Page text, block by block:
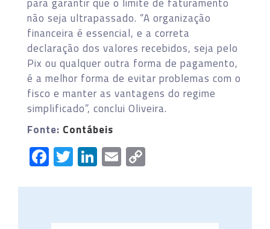
não seja ultrapassado. “A organização
financeira é essencial, e a correta
declaração dos valores recebidos, seja pelo
Pix ou qualquer outra forma de pagamento,
é a melhor forma de evitar problemas com o
fisco e manter as vantagens do regime
simplificado”, conclui Oliveira.
Fonte: Contábeis
Facebook
Twitter
LinkedIn
Email